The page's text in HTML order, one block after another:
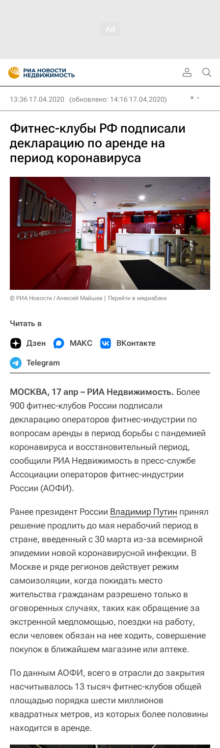
13:36 17.04.2020 (обновлено: 14:16 17.04.2020)
Фитнес-клубы РФ подписали
декларацию по аренде на
период коронавируса
© РИА Новости / Алексей Майшев Перейти в медиабанк
Читать в
Дзен МАКС ВКонтакте
Telegram
МОСКВА, 17 апр – РИА Недвижимость. Более
900 фитнес-клубов России подписали
декларацию операторов фитнес-индустрии по
вопросам аренды в период борьбы с пандемией
коронавируса и восстановительный период,
сообщили РИА Недвижимость в пресс-службе
Ассоциации операторов фитнес-индустрии
России (АОФИ).
Ранее президент России Владимир Путин принял
решение продлить до мая нерабочий период в
стране, введенный с 30 марта из-за всемирной
эпидемии новой коронавирусной инфекции. В
Москве и ряде регионов действует режим
самоизоляции, когда покидать место
жительства гражданам разрешено только в
оговоренных случаях, таких как обращение за
экстренной медпомощью, поездки на работу,
если человек обязан на нее ходить, совершение
покупок в ближайшем магазине или аптеке.
По данным АОФИ, всего в отрасли до закрытия
насчитывалось 13 тысяч фитнес-клубов общей
площадью порядка шести миллионов
квадратных метров, из которых более половины
находится в аренде.